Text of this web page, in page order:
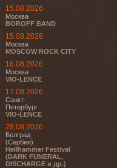
15.08.2026
Москва
BOROFF BAND
15.08.2026
Москва
MOSCOW ROCK CITY
16.08.2026
Москва
VIO-LENCE
17.08.2026
Санкт-
Петербург
VIO-LENCE
28.08.2026
Белград
(Сербия)
Hellhammer Festival
(DARK FUNERAL,
DISCHARGE и др.)